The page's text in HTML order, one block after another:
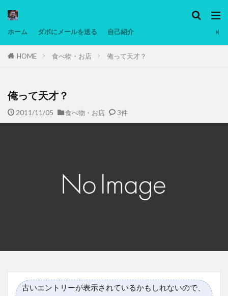
ホーム ダボにメールを送る 自己紹介
HOME 食べ物・お店 俺って天才？
俺って天才？
2011/11/05 食べ物・お店 3件
古いエントリーが表示されているかもしれないので、
タグ
マレーシア動画
備忘録
動画 日本人村社会 脱水シート